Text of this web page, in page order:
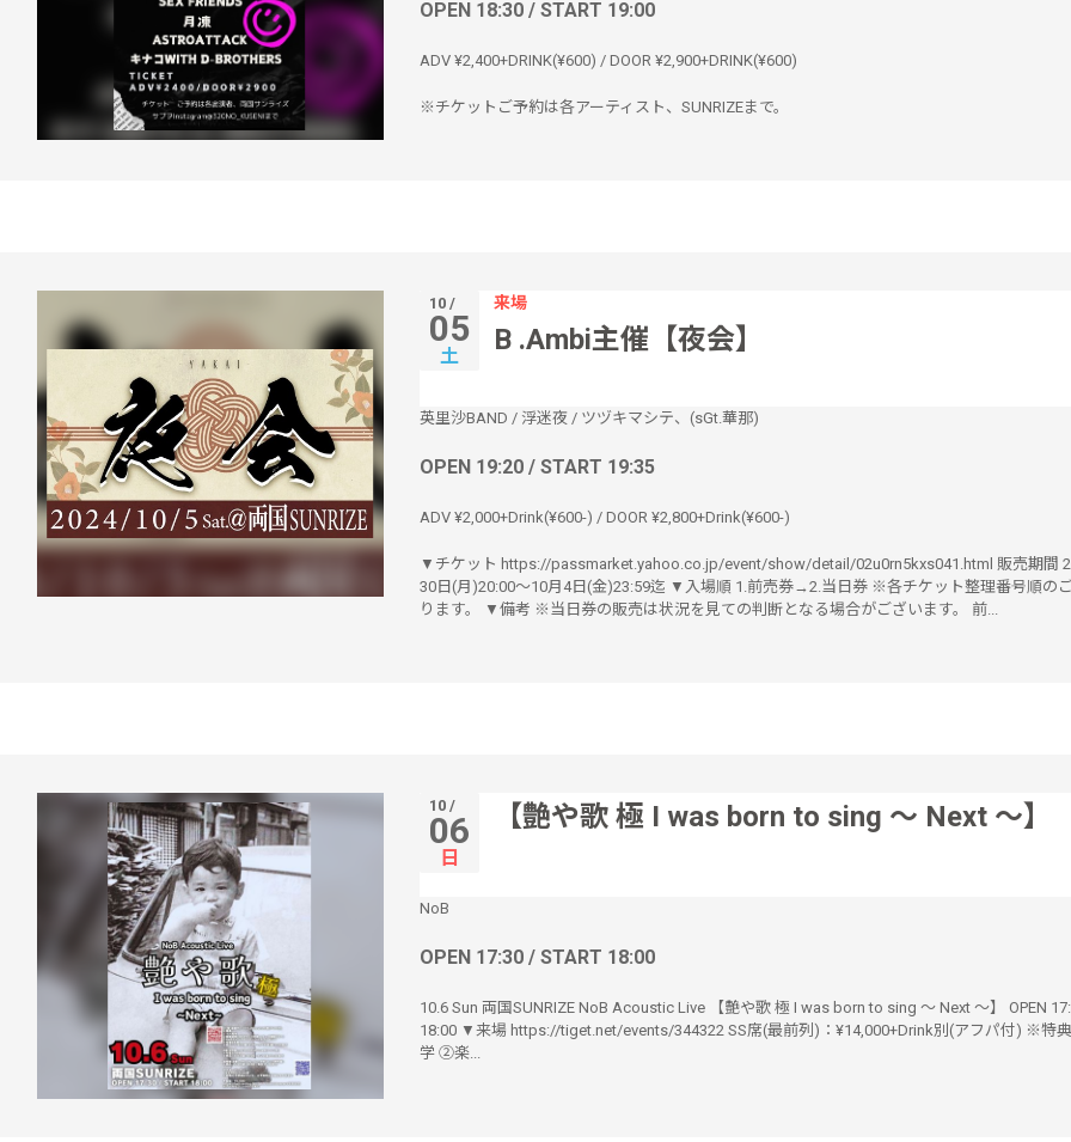
OPEN 18:30 / START 19:00
ADV ¥2,400+DRINK(¥600) / DOOR ¥2,900+DRINK(¥600)
※チケットご予約は各アーティスト、SUNRIZEまで。
10 /
05
土
来場
B .Ambi主催【夜会】
英里沙BAND / 浮迷夜/ ツヅキマシテ、(sGt.華那)
OPEN 19:20 / START 19:35
ADV ¥2,000+Drink(¥600-) / DOOR ¥2,800+Drink(¥600-)
▼チケット https://passmarket.yahoo.co.jp/event/show/detail/02u0rn5kxs041.html 販売期間
30日(月)20:00～10月4日(金)23:59迄 ▼入場順 1.前売券→2.当日券 ※各チケット整理番号順の
ります。 ▼備考 ※当日券の販売は状況を見ての判断となる場合がございます。 前...
10 /
06
日
【艶や歌 極 I was born to sing 〜 Next 〜】
NoB
OPEN 17:30 / START 18:00
10.6 Sun 両国SUNRIZE NoB Acoustic Live 【艶や歌 極 I was born to sing 〜 Next 〜】 OPEN
18:00 ▼来場 https://tiget.net/events/344322 SS席(最前列)：¥14,000+Drink別(アフパ付) ※特
学 ②楽...